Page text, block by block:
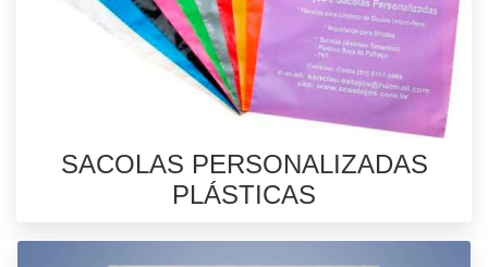
SACOLAS PERSONALIZADAS
PLÁSTICAS